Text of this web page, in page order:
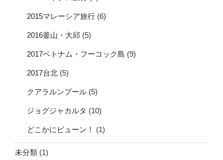
2015マレーシア旅行 (6)
2016釜山・大邱 (5)
2017ベトナム・フーコック島 (9)
2017台北 (5)
クアラルンプール (5)
ジョグジャカルタ (10)
どこかにビューン！ (1)
未分類 (1)